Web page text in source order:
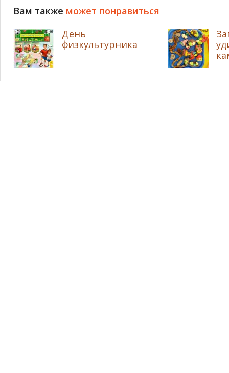
Вам также может понравиться
День
физкультурника